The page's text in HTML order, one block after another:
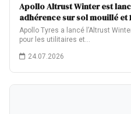
Apollo Altrust Winter est
adhérence sur sol mouillé et
Apollo Tyres a lancé l’Altrust
pour les utilitaires et…
24.07.2026